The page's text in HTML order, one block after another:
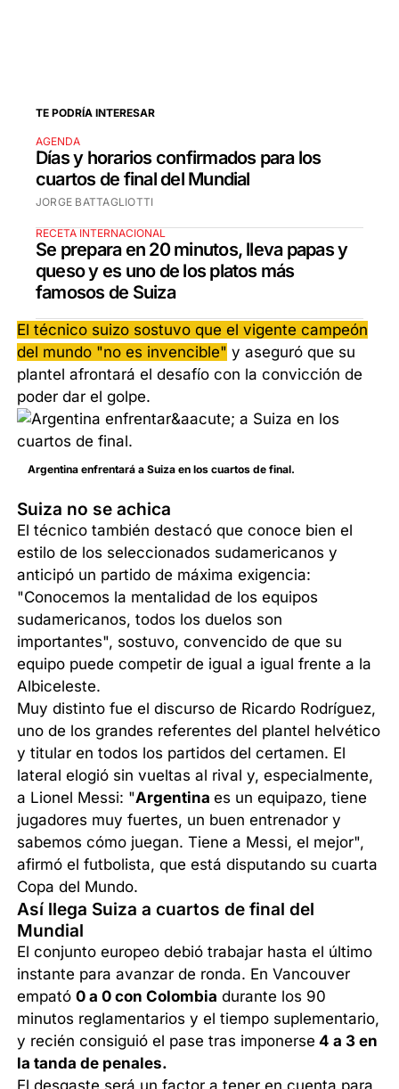
TE PODRÍA INTERESAR
AGENDA
Días y horarios confirmados para los
cuartos de final del Mundial
JORGE BATTAGLIOTTI
RECETA INTERNACIONAL
Se prepara en 20 minutos, lleva papas y
queso y es uno de los platos más
famosos de Suiza
El técnico suizo sostuvo que el vigente campeón
del mundo "no es invencible" y aseguró que su
plantel afrontará el desafío con la convicción de
poder dar el golpe.
Argentina enfrentará a Suiza en los cuartos de final.
Suiza no se achica
El técnico también destacó que conoce bien el
estilo de los seleccionados sudamericanos y
anticipó un partido de máxima exigencia:
"Conocemos la mentalidad de los equipos
sudamericanos, todos los duelos son
importantes", sostuvo, convencido de que su
equipo puede competir de igual a igual frente a la
Albiceleste.
Muy distinto fue el discurso de Ricardo Rodríguez,
uno de los grandes referentes del plantel helvético
y titular en todos los partidos del certamen. El
lateral elogió sin vueltas al rival y, especialmente,
a Lionel Messi: "Argentinaes un equipazo, tiene
jugadores muy fuertes, un buen entrenador y
sabemos cómo juegan. Tiene a Messi, el mejor",
afirmó el futbolista, que está disputando su cuarta
Copa del Mundo.
Así llega Suiza a cuartos de final del
Mundial
El conjunto europeo debió trabajar hasta el último
instante para avanzar de ronda. En Vancouver
empató0 a 0 con Colombia durante los 90
minutos reglamentarios y el tiempo suplementario,
y recién consiguió el pase tras imponerse 4 a 3 en
la tanda de penales.